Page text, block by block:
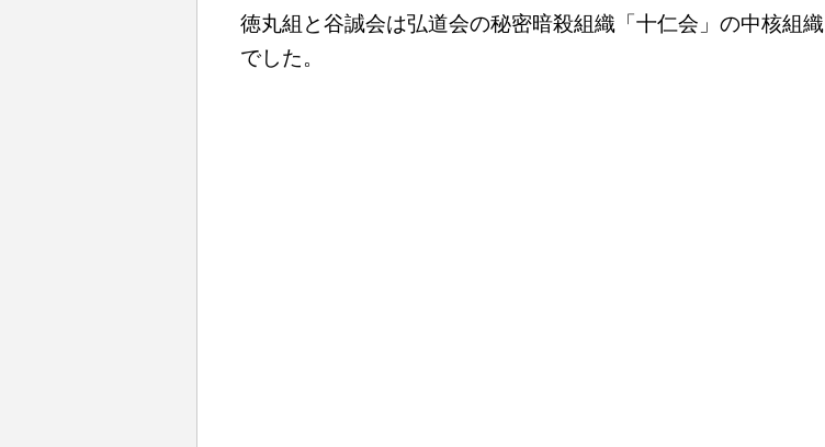
徳丸組と谷誠会は弘道会の秘密暗殺組織「十仁会」の中核組織
でした。